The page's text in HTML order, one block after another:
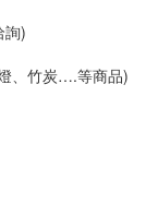
詢)
、竹炭….等商品)